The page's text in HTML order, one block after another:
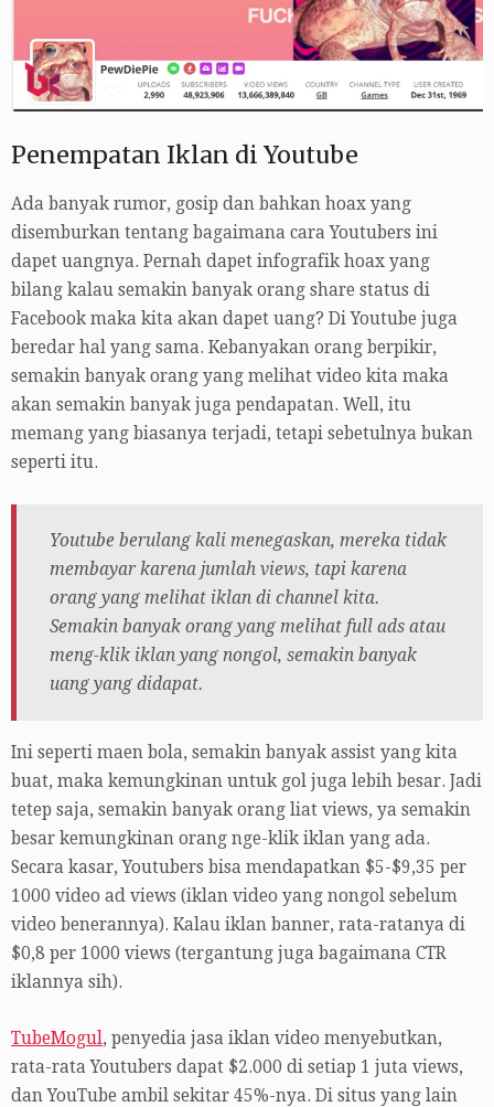
Penempatan Iklan di Youtube
Ada banyak rumor, gosip dan bahkan hoax yang
disemburkan tentang bagaimana cara Youtubers ini
dapet uangnya. Pernah dapet infografik hoax yang
bilang kalau semakin banyak orang share status di
Facebook maka kita akan dapet uang? Di Youtube juga
beredar hal yang sama. Kebanyakan orang berpikir,
semakin banyak orang yang melihat video kita maka
akan semakin banyak juga pendapatan. Well, itu
memang yang biasanya terjadi, tetapi sebetulnya bukan
seperti itu.
Youtube berulang kali menegaskan, mereka tidak
membayar karena jumlah views, tapi karena
orang yang melihat iklan di channel kita.
Semakin banyak orang yang melihat full ads atau
meng-klik iklan yang nongol, semakin banyak
uang yang didapat.
Ini seperti maen bola, semakin banyak assist yang kita
buat, maka kemungkinan untuk gol juga lebih besar. Jadi
tetep saja, semakin banyak orang liat views, ya semakin
besar kemungkinan orang nge-klik iklan yang ada.
Secara kasar, Youtubers bisa mendapatkan $5-$9,35 per
1000 video ad views (iklan video yang nongol sebelum
video benerannya). Kalau iklan banner, rata-ratanya di
$0,8 per 1000 views (tergantung juga bagaimana CTR
iklannya sih).
TubeMogul, penyedia jasa iklan video menyebutkan,
rata-rata Youtubers dapat $2.000 di setiap 1 juta views,
dan YouTube ambil sekitar 45%-nya. Di situs yang lain